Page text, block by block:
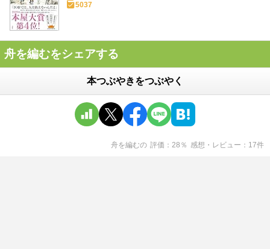
5037
舟を編むをシェアする
本つぶやきをつぶやく
舟を編むの 評価 28 ％ 感想・レビュー 17件